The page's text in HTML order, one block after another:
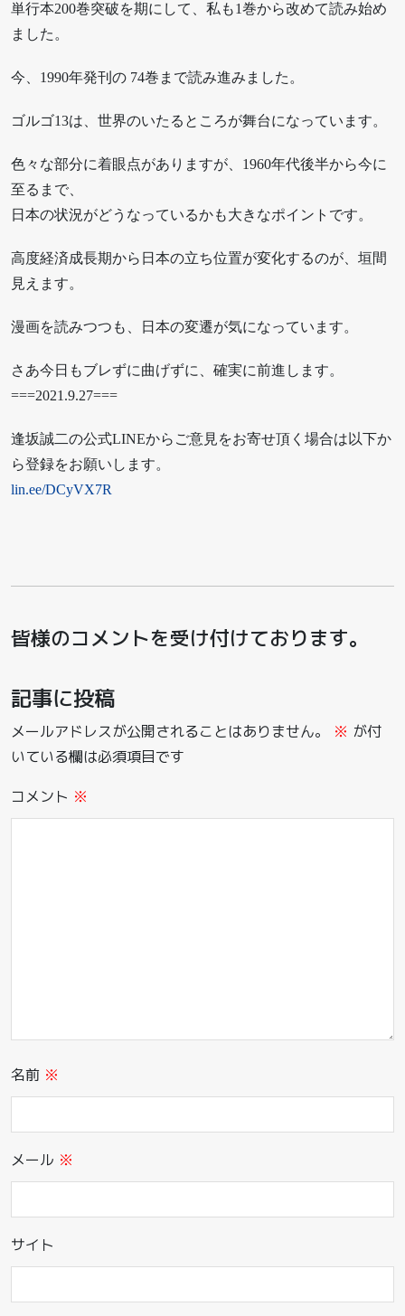
単行本200巻突破を期にして、私も1巻から改めて読み始め
ました。
今、1990年発刊の 74巻まで読み進みました。
ゴルゴ13は、世界のいたるところが舞台になっています。
色々な部分に着眼点がありますが、1960年代後半から今に
至るまで、
日本の状況がどうなっているかも大きなポイントです。
高度経済成長期から日本の立ち位置が変化するのが、垣間
見えます。
漫画を読みつつも、日本の変遷が気になっています。
さあ今日もブレずに曲げずに、確実に前進します。
===2021.9.27===
逢坂誠二の公式LINEからご意見をお寄せ頂く場合は以下か
ら登録をお願いします。
lin.ee/DCyVX7R
皆様のコメントを受け付けております。
記事に投稿
メールアドレスが公開されることはありません。 ※ が付
いている欄は必須項目です
コメント ※
名前 ※
メール ※
サイト